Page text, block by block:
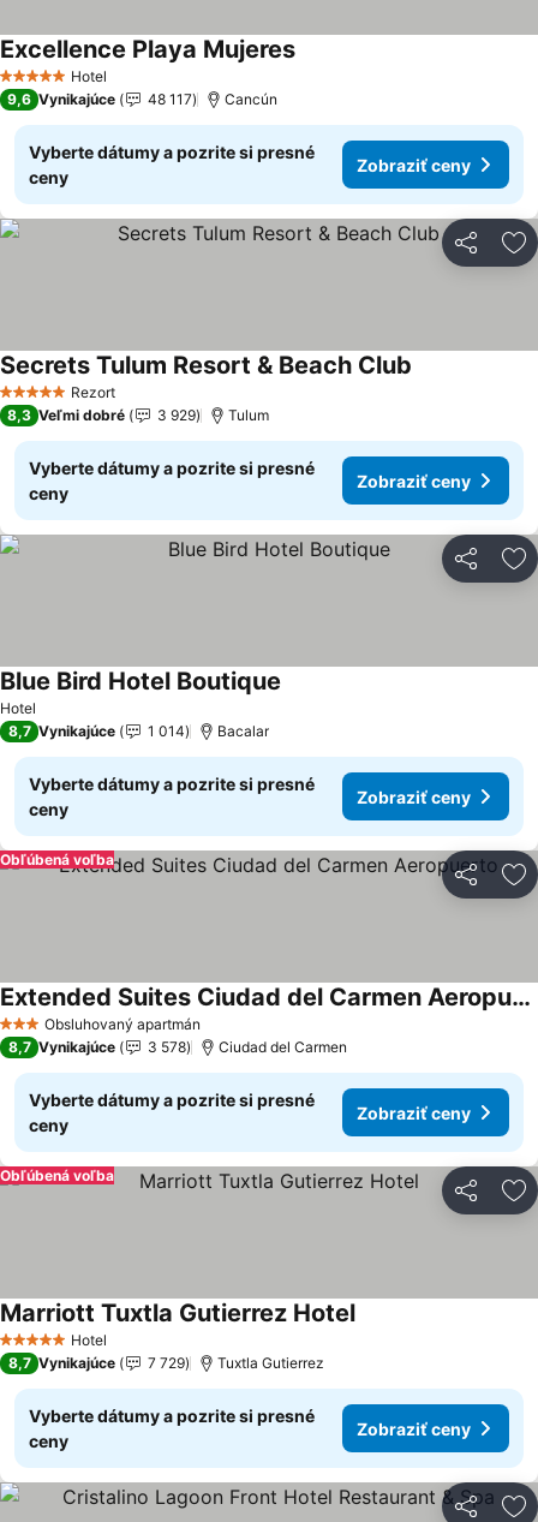
5 Počet hviezdičiek
Hotel
Excellence Playa MujeresZobraziť ceny
9,6 Vynikajúce 48 117 Cancún
Vyberte dátumy a pozrite si presné
ceny
Zobraziť ceny
Zdieľať
5 Počet hviezdičiek
Rezort
Secrets Tulum Resort & Beach Club
8,3 Veľmi dobré 3 929 Tulum
Vyberte dátumy a pozrite si presné
ceny
Zobraziť ceny
Zdieľať
Hotel
Blue Bird Hotel Boutique
8,7 Vynikajúce 1 014 Bacalar
Vyberte dátumy a pozrite si presné
ceny
Zobraziť ceny
Zdieľať
Obľúbená voľba
3 Počet hviezdičiek
Obsluhovaný apartmán
Extended Suites Ciudad del Carmen Aeropuerto
Zobraziť ceny
8,7 Vynikajúce 3 578 Ciudad del Carmen
Vyberte dátumy a pozrite si presné
ceny
Zobraziť ceny
Zdieľať
Obľúbená voľba
5 Počet hviezdičiek
Hotel
Marriott Tuxtla Gutierrez HotelZobraziť ceny
8,7 Vynikajúce 7 729 Tuxtla Gutierrez
Vyberte dátumy a pozrite si presné
ceny
Zobraziť ceny
Zdieľať